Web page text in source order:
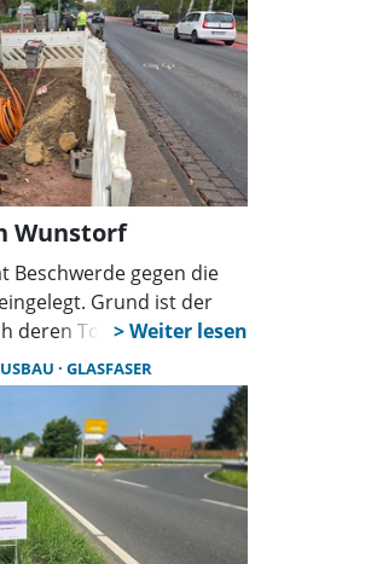
Wunstorf
Beschwerde gegen die
Grund ist der
deren Tochter Rasannnt,
gemeinsame
unterläuft. Die Stadt
Anwalt über das
GLASFASER